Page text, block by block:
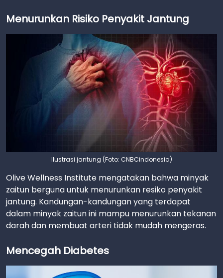
Menurunkan Risiko Penyakit Jantung
Ilustrasi jantung (Foto: CNBCindonesia)
Olive Wellness Institute mengatakan bahwa minyak
zaitun berguna untuk menurunkan resiko penyakit
jantung. Kandungan-kandungan yang terdapat
dalam minyak zaitun ini mampu menurunkan tekanan
darah dan membuat arteri tidak mudah mengeras.
Mencegah Diabetes